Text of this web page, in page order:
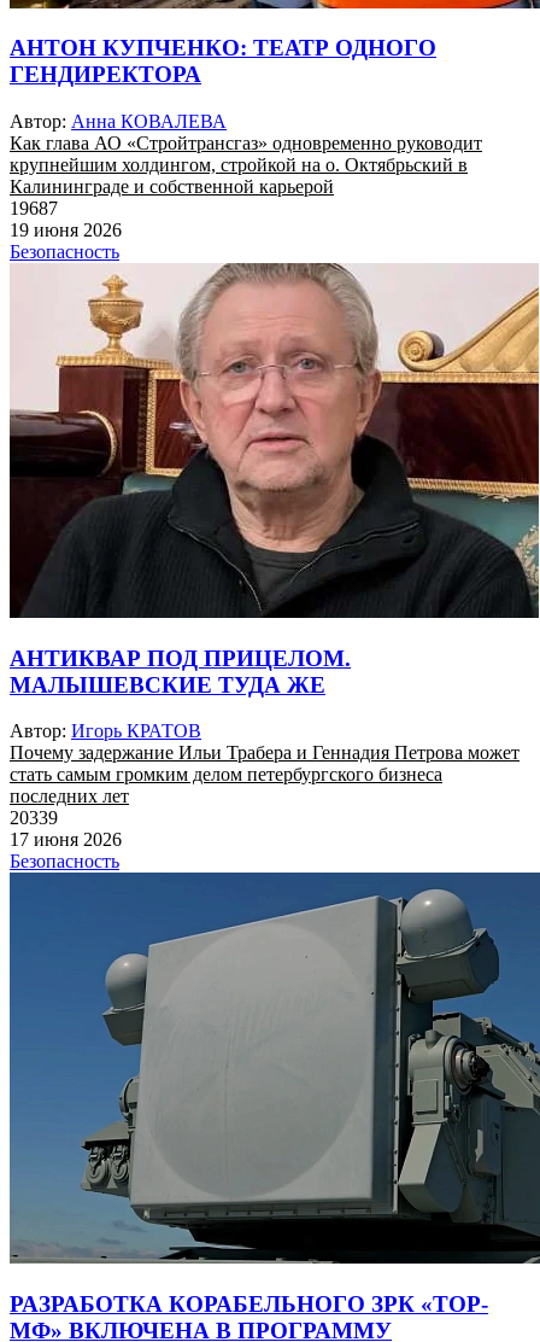
АНТОН КУПЧЕНКО: ТЕАТР ОДНОГО
ГЕНДИРЕКТОРА
Автор: Анна КОВАЛЕВА
Как глава АО «Стройтрансгаз» одновременно руководит
крупнейшим холдингом, стройкой на о. Октябрьский в
Калининграде и собственной карьерой
19687
19 июня 2026
Безопасность
АНТИКВАР ПОД ПРИЦЕЛОМ.
МАЛЫШЕВСКИЕ ТУДА ЖЕ
Автор: Игорь КРАТОВ
Почему задержание Ильи Трабера и Геннадия Петрова может
стать самым громким делом петербургского бизнеса
последних лет
20339
17 июня 2026
Безопасность
РАЗРАБОТКА КОРАБЕЛЬНОГО ЗРК «ТОР-
МФ» ВКЛЮЧЕНА В ПРОГРАММУ